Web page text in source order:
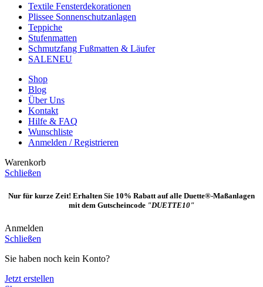
Textile Fensterdekorationen
Plissee Sonnenschutzanlagen
Teppiche
Stufenmatten
Schmutzfang Fußmatten & Läufer
SALENEU
Shop
Blog
Über Uns
Kontakt
Hilfe & FAQ
Wunschliste
Anmelden / Registrieren
Warenkorb
Schließen
Nur für kurze Zeit! Erhalten Sie 10% Rabatt auf alle Duette®-Maßanlagen
mit dem Gutscheincode "DUETTE10"
Anmelden
Schließen
Sie haben noch kein Konto?
Jetzt erstellen